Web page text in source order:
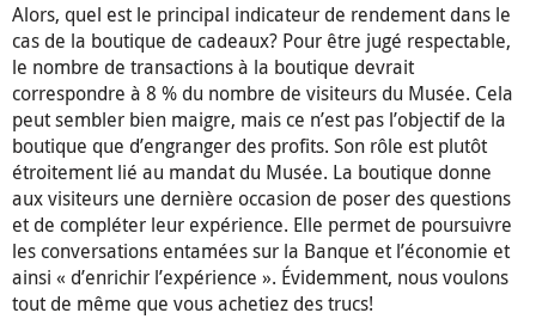
Alors, quel est le principal indicateur de rendement dans le
cas de la boutique de cadeaux? Pour être jugé respectable,
le nombre de transactions à la boutique devrait
correspondre à 8 % du nombre de visiteurs du Musée. Cela
peut sembler bien maigre, mais ce n’est pas l’objectif de la
boutique que d’engranger des profits. Son rôle est plutôt
étroitement lié au mandat du Musée. La boutique donne
aux visiteurs une dernière occasion de poser des questions
et de compléter leur expérience. Elle permet de poursuivre
les conversations entamées sur la Banque et l’économie et
ainsi « d’enrichir l’expérience ». Évidemment, nous voulons
tout de même que vous achetiez des trucs!